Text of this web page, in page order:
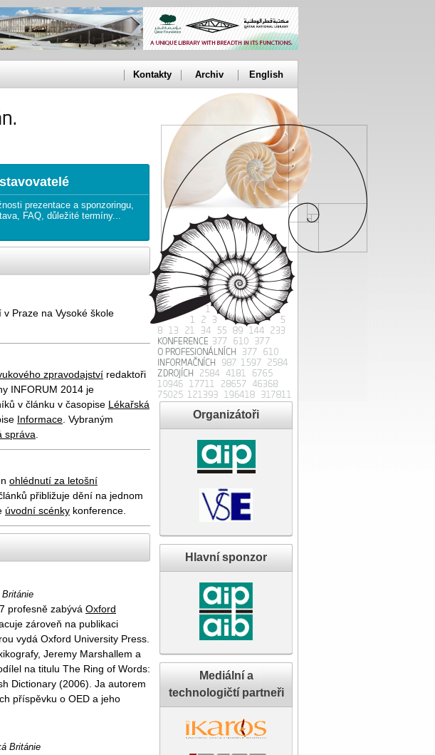
ZDROJÍCH, 27.-28. května, Praha
RESOURCES, May 27-28, Prague
prezentace a sponzoringu,
FAQ, důležité termíny...
Kontakty Archiv English
Praze na Vysoké škole
zpravodajství redaktoři
INFORUM 2014 je
v článku v časopise Lékařská
Informace . Vybraným
správa
ohlédnutí za letošní
přibližuje dění na jednom
úvodní scénky konference.
profesně zabývá Oxford
zároveň na publikaci
vydá Oxford University Press.
Jeremy Marshallem a
na titulu The Ring of Words:
Dictionary (2006). Ja autorem
příspěvku o OED a jeho
Británie
Organizátoři
Hlavní sponzor
Mediální a
technologičtí partneři